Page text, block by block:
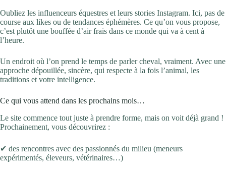
Oubliez les influenceurs équestres et leurs stories Instagram. Ici, pas de
course aux likes ou de tendances éphémères. Ce qu’on vous propose,
c’est plutôt une bouffée d’air frais dans ce monde qui va à cent à
l’heure.
Un endroit où l’on prend le temps de parler cheval, vraiment. Avec une
approche dépouillée, sincère, qui respecte à la fois l’animal, les
traditions et votre intelligence.
Ce qui vous attend dans les prochains mois…
Le site commence tout juste à prendre forme, mais on voit déjà grand !
Prochainement, vous découvrirez :
✔ des rencontres avec des passionnés du milieu (meneurs
expérimentés, éleveurs, vétérinaires…)